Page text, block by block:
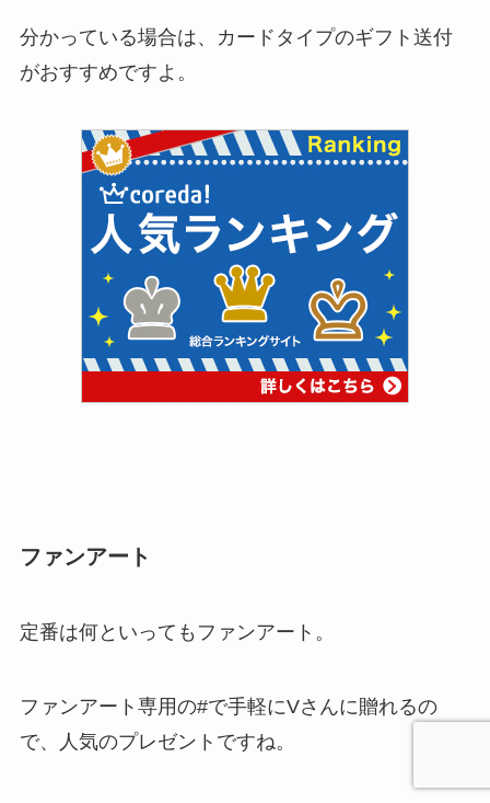
分かっている場合は、
カードタイプのギフト送付
がおすすめですよ。
ファンアート
定番は何といってもファンアート。
ファンアート専用の#で手軽にVさんに贈れるの
で、人気のプレゼント ですね。